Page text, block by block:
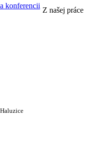
konferencii
Z našej práce